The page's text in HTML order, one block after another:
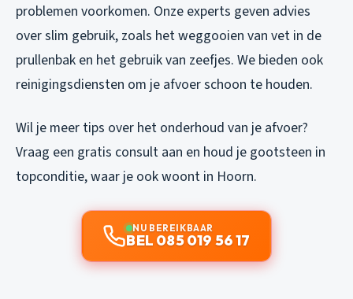
problemen voorkomen. Onze experts geven advies
over slim gebruik, zoals het weggooien van vet in de
prullenbak en het gebruik van zeefjes. We bieden ook
reinigingsdiensten om je afvoer schoon te houden.
Wil je meer tips over het onderhoud van je afvoer?
Vraag een gratis consult aan en houd je gootsteen in
topconditie, waar je ook woont in Hoorn.
NU BEREIKBAAR
BEL 085 019 56 17